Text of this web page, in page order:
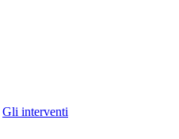
Gli interventi